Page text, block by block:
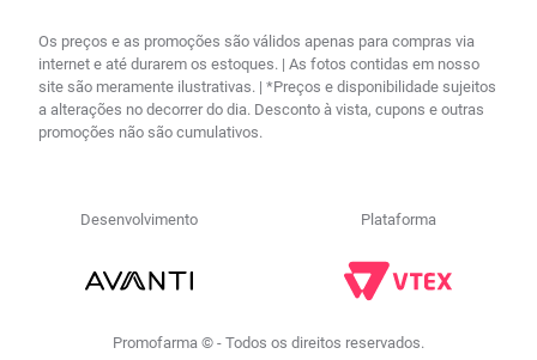
Os preços e as promoções são válidos apenas para compras via
internet e até durarem os estoques. | As fotos contidas em nosso
site são meramente ilustrativas. | *Preços e disponibilidade sujeitos
a alterações no decorrer do dia. Desconto à vista, cupons e outras
promoções não são cumulativos.
Desenvolvimento Plataforma
Promofarma © - Todos os direitos reservados.